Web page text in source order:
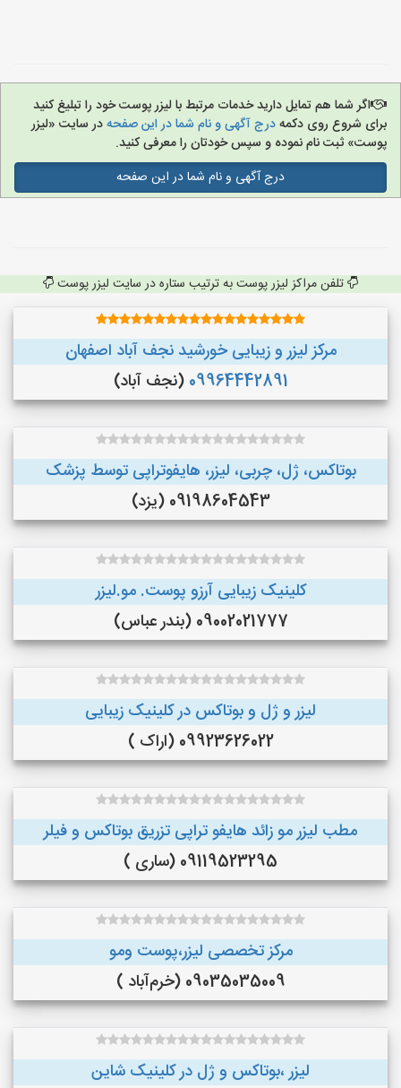
اگر شما هم تمایل دارید خدمات مرتبط با لیزر پوست خود را تبلیغ کنید
برای شروع روی دکمهدرج آگهی و نام شما در این صفحهدر سایت «لیزر
پوست» ثبت نام نموده و سپس خودتان را معرفی کنید.
درج آگهی و نام شما در این صفحه
تلفن مراکز لیزر پوست به ترتیب ستاره در سایت لیزر پوست
مرکز لیزر و زیبایی خورشید نجف آباد اصفهان
09964442891 (نجف‌ آباد)
بوتاکس، ژل، چربی، لیزر، هایفوتراپی توسط پزشک
09198604543 (یزد)
کلینیک زیبایی آرزو پوست. مو.لیزر
09002021777 (بندر عباس)
لیزر و ژل و بوتاکس در کلینیک زیبایی
09923626022 (اراک )
مطب لیزر مو زائد هایفو تراپی تزریق بوتاکس و فیلر
09119523295 (ساری )
مرکز تخصصی لیزر،پوست و‌مو
09035035009 (خرم‌آباد )
لیزر ،بوتاکس و ژل در کلینیک شاین